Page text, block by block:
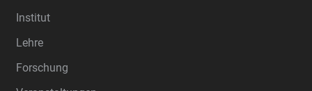
Institut
Lehre
Forschung